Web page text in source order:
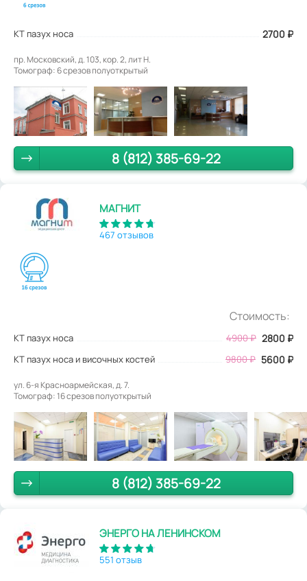
КТ пазух носа 2700 ₽
пр. Московский, д. 103, кор. 2, лит Н.
Томограф: 6 срезов полуоткрытый
8 (812) 385-69-22
МАГНИТ
467 отзывов
Стоимость:
КТ пазух носа 4900₽ 2800 ₽
КТ пазух носа и височных костей 9800 ₽ 5600 ₽
ул. 6-я Красноармейская, д. 7.
Томограф: 16 срезов полуоткрытый
8 (812) 385-69-22
ЭНЕРГО НА ЛЕНИНСКОМ
551 отзыв